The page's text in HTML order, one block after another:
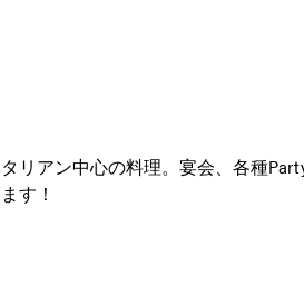
アン中心の料理。宴会、各種
す！